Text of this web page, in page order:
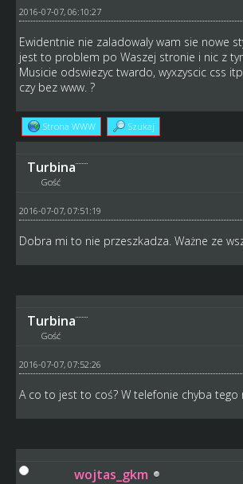
2016-07-07, 06:10:27
Ewidentnie nie zaladowaly wam sie nowe
jest to problem po Waszej stronie i nic z
Musicie odswiezyc twardo, wyxzyscic css
czy bez www. ?
Strona WWW Szukaj
Turbina
Gość
2016-07-07, 07:51:19
Dobra mi to nie przeszkadza. Ważne ze
Turbina
Gość
2016-07-07, 07:52:26
A co to jest to coś? W telefonie chyba tego
wojtas_gkm